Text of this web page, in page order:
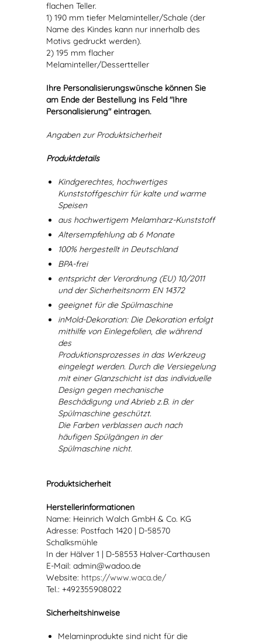
flachen Teller.
1) 190 mm tiefer Melaminteller/Schale (der
Name des Kindes kann nur innerhalb des
Motivs gedruckt werden).
2) 195 mm flacher
Melaminteller/Dessertteller
Ihre Personalisierungswünsche können Sie
am Ende der Bestellung ins Feld "Ihre
Personalisierung" eintragen.
Angaben zur Produktsicherheit
Produktdetails
Kindgerechtes, hochwertiges
Kunststoffgeschirr für kalte und warme
Speisen
aus hochwertigem Melamharz-Kunststoff
Altersempfehlung ab 6 Monate
100% hergestellt in Deutschland
BPA-frei
entspricht der Verordnung (EU) 10/2011
und der Sicherheitsnorm EN 14372
geeignet für die Spülmaschine
inMold-Dekoration: Die Dekoration erfolgt
mithilfe von Einlegefolien, die während
des
Produktionsprozesses in das Werkzeug
eingelegt werden. Durch die Versiegelung
mit einer Glanzschicht ist das individuelle
Design gegen mechanische
Beschädigung und Abrieb z.B. in der
Spülmaschine geschützt.
Die Farben verblassen auch nach
häufigen Spülgängen in der
Spülmaschine nicht.
Produktsicherheit
Herstellerinformationen
Name: Heinrich Walch GmbH & Co. KG
Adresse: Postfach 1420 | D-58570
Schalksmühle
In der Hälver 1 | D-58553 Halver-Carthausen
E-Mail: admin@wadoo.de
Website: https://www.waca.de/
Tel.: +492355908022
Sicherheitshinweise
Melaminprodukte sind nicht für die